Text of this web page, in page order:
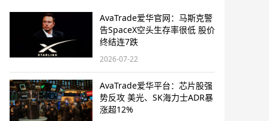
AvaTrade爱华官网：马斯克警
告SpaceX空头生存率很低 股价
终结连7跌
2026-07-22
AvaTrade爱华平台：芯片股强
势反攻 美光、SK海力士ADR暴
涨超12%